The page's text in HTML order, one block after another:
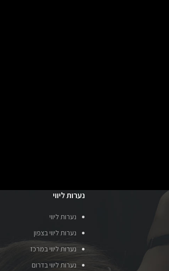
נערות ליווי
נערות ליווי
נערות ליווי בצפון
נערות ליווי במרכז
נערות ליווי בדרום